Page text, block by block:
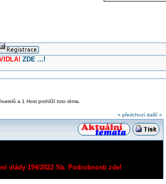
ZDE ...!
a 1 Host prohlíží toto téma.
« předchozí další »
vlády 194/2022 Sb. Podrobnosti zde!